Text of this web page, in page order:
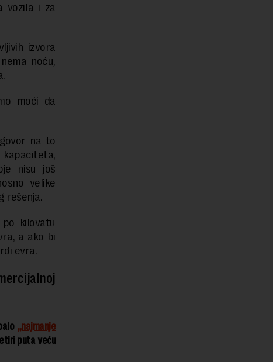
vozila i za
izvora
noću,
moći da
na to
nisu još
velike
rešenja.
kilovatu
a ako bi
evra.
„najmanje
puta veću